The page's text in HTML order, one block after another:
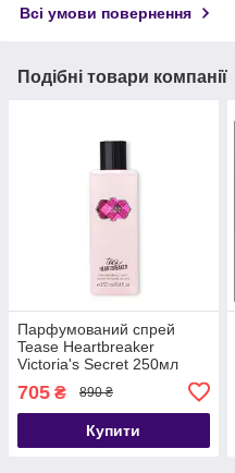
Всі умови повернення
Подібні товари компанії
Парфумований спрей
Tease Heartbreaker
Victoria's Secret 250мл
705 ₴ 890 ₴
Купити